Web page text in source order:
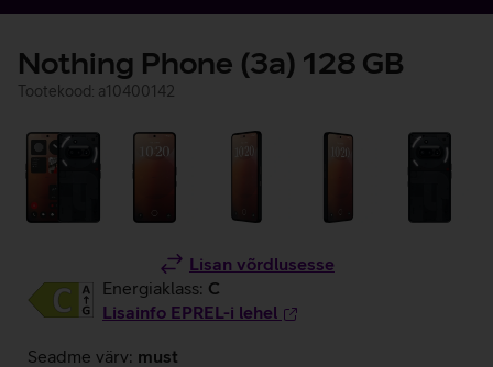
Nothing Phone (3a) 128 GB
Tootekood: a10400142
Lisan võrdlusesse
Energiaklass: C
Lisainfo EPREL-i lehel
Seadme värv: must